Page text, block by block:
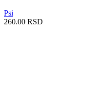
Psi
260.00 RSD